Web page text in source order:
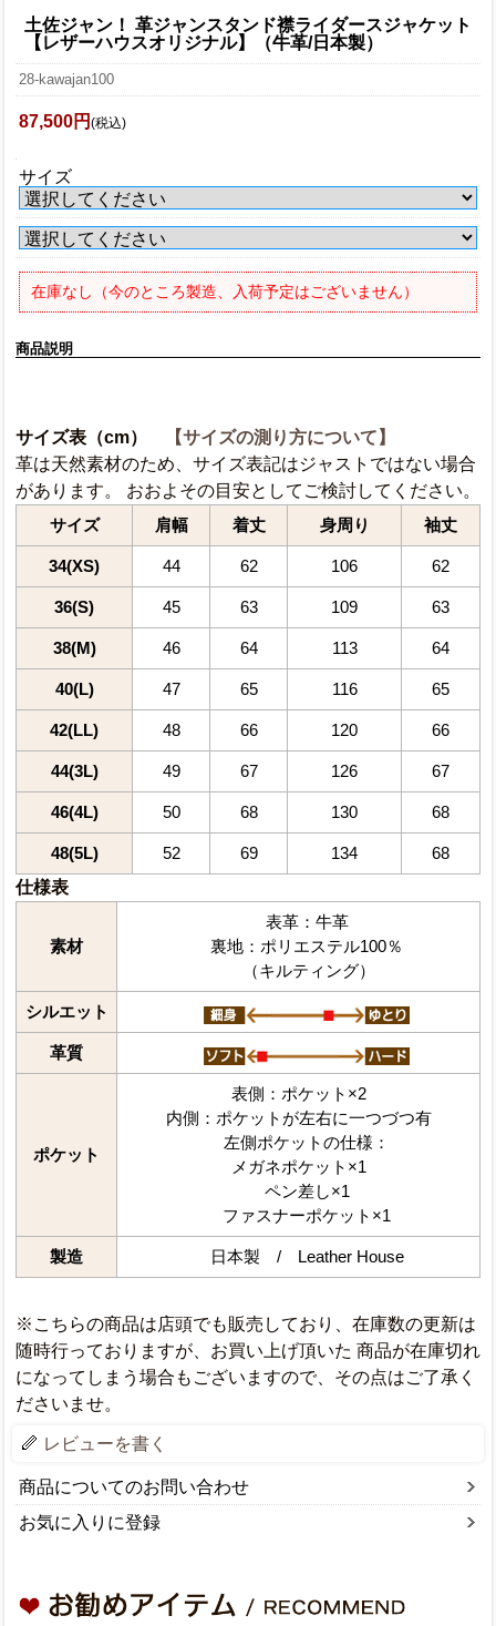
土佐ジャン！ 革ジャンスタンド襟ライダースジャケット
【レザーハウスオリジナル】（牛革/日本製）
28-kawajan100
87,500円 (税込)
サイズ
在庫なし（今のところ製造、入荷予定はございません）
商品説明
サイズ表（cm）
【サイズの測り方について】
革は天然素材のため、サイズ表記はジャストではない場合
があります。 おおよその目安としてご検討してください。
サイズ 肩幅 着丈 身周り 袖丈
34(XS) 44 62 106 62
36(S) 45 63 109 63
38(M) 46 64 113 64
40(L) 47 65 116 65
42(LL) 48 66 120 66
44(3L) 49 67 126 67
46(4L) 50 68 130 68
48(5L) 52 69 134 68
仕様表
素材
表革：牛革
裏地：ポリエステル100％
（キルティング）
シルエット
革質
ポケット
表側：ポケット×2
内側：ポケットが左右に一つづつ有
左側ポケットの仕様：
メガネポケット×1
ペン差し×1
ファスナーポケット×1
製造 日本製 / Leather House
※こちらの商品は店頭でも販売しており、在庫数の更新は
随時行っておりますが、お買い上げ頂いた 商品が在庫切れ
になってしまう場合もございますので、その点はご了承く
ださいませ。
レビューを書く
商品についてのお問い合わせ
お気に入りに登録